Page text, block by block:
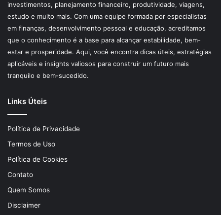
investimentos, planejamento financeiro, produtividade, viagens,
estudo e muito mais. Com uma equipe formada por especialistas
em finanças, desenvolvimento pessoal e educação, acreditamos
que o conhecimento é a base para alcançar estabilidade, bem-
estar e prosperidade. Aqui, você encontra dicas úteis, estratégias
aplicáveis e insights valiosos para construir um futuro mais
tranquilo e bem-sucedido.
Links Úteis
Política de Privacidade
Termos de Uso
Política de Cookies
Contato
Quem Somos
Disclaimer